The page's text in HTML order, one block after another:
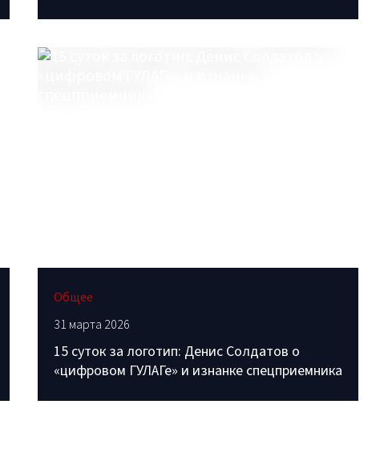
Общее
31 марта 2026
15 суток за логотип: Денис Солдатов о
«цифровом ГУЛАГе» и изнанке спецприемника